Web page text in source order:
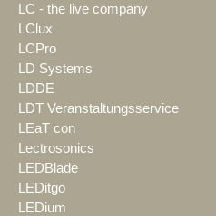
LC - the live company
LClux
LCPro
LD Systems
LDDE
LDT Veranstaltungsservice
LEaT con
Lectrosonics
LEDBlade
LEDitgo
LEDium